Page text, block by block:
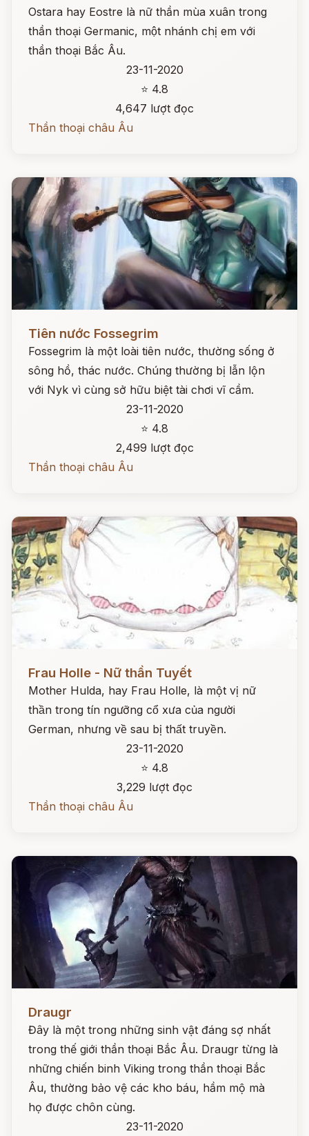
Ostara hay Eostre là nữ thần mùa xuân trong
thần thoại Germanic, một nhánh chị em với
thần thoại Bắc Âu.
23-11-2020
⭐ 4.8
4,647 lượt đọc
Thần thoại châu Âu
Tiên nước Fossegrim
Fossegrim là một loài tiên nước, thường sống ở
sông hồ, thác nước. Chúng thường bị lẫn lộn
với Nyk vì cùng sở hữu biệt tài chơi vĩ cầm.
23-11-2020
⭐ 4.8
2,499 lượt đọc
Thần thoại châu Âu
Frau Holle - Nữ thần Tuyết
Mother Hulda, hay Frau Holle, là một vị nữ
thần trong tín ngưỡng cổ xưa của người
German, nhưng về sau bị thất truyền.
23-11-2020
⭐ 4.8
3,229 lượt đọc
Thần thoại châu Âu
Draugr
Đây là một trong những sinh vật đáng sợ nhất
trong thế giới thần thoại Bắc Âu. Draugr từng là
những chiến binh Viking trong thần thoại Bắc
Âu, thường bảo vệ các kho báu, hầm mộ mà
họ được chôn cùng.
23-11-2020